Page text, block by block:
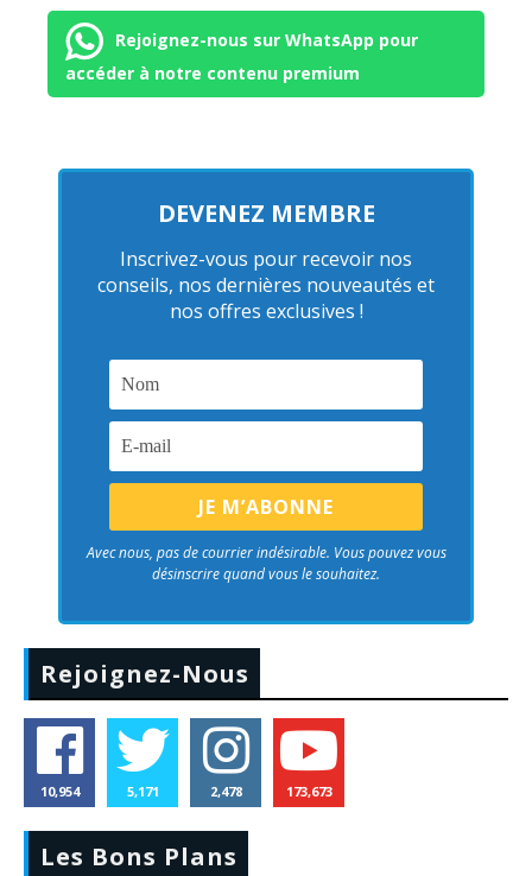
Rejoignez-nous sur WhatsApp pour
accéder à notre contenu premium
DEVENEZ MEMBRE
Inscrivez-vous pour recevoir nos
conseils, nos dernières nouveautés et
nos offres exclusives !
Avec nous, pas de courrier indésirable. Vous pouvez vous
désinscrire quand vous le souhaitez.
Rejoignez-Nous
10,954 5,171 2,478 173,673
Les Bons Plans